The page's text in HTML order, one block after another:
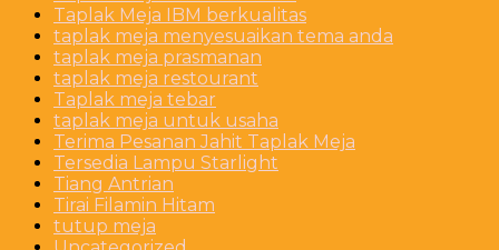
Taplak Meja IBM berkualitas
taplak meja menyesuaikan tema anda
taplak meja prasmanan
taplak meja restourant
Taplak meja tebar
taplak meja untuk usaha
Terima Pesanan Jahit Taplak Meja
Tersedia Lampu Starlight
Tiang Antrian
Tirai Filamin Hitam
tutup meja